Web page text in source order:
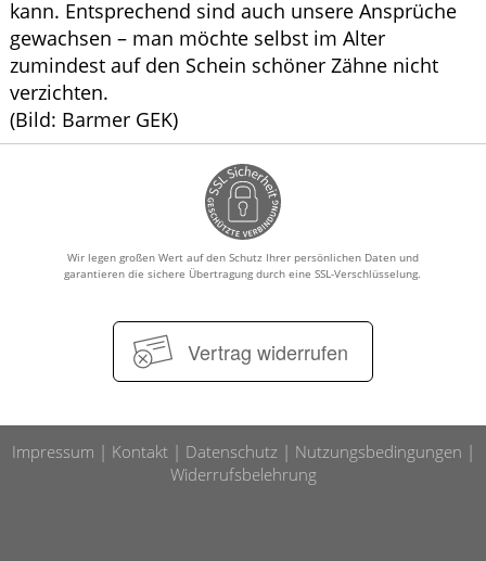
kann. Entsprechend sind auch unsere Ansprüche
gewachsen – man möchte selbst im Alter
zumindest auf den Schein schöner Zähne nicht
verzichten.
(Bild: Barmer GEK)
Wir legen großen Wert auf den Schutz Ihrer persönlichen Daten und
garantieren die sichere Übertragung durch eine SSL-Verschlüsselung.
Vertrag widerrufen
Impressum Kontakt Datenschutz
Nutzungsbedingungen
Widerrufsbelehrung